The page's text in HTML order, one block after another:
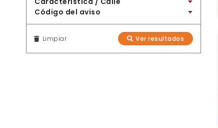
Código del aviso
Limpiar Ver resultados